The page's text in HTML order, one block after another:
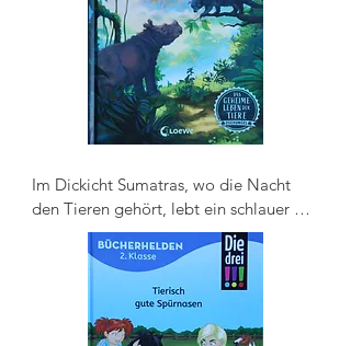
Im Dickicht Sumatras, wo die Nacht
den Tieren gehört, lebt ein schlauer
Binturong. Da taucht ein Nashorn mit
seltsamen Streifen auf und warnt ihn vor
einer großen Gefahr. Einer Gefahr, die
alle Bäume verschwinden lässt. Was
kann das nur sein? Gemeinsam mit